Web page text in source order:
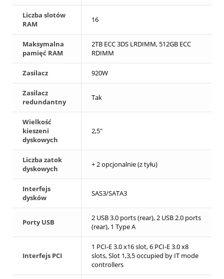
Liczba slotów
RAM
16
Maksymalna
pamięć RAM
2TB ECC 3DS LRDIMM, 512GB ECC
RDIMM
Zasilacz 920W
Zasilacz
redundantny
Tak
Wielkość
kieszeni
dyskowych
2,5"
Liczba zatok
dyskowych
+ 2 opcjonalnie (z tyłu)
Interfejs
dysków
SAS3/SATA3
Porty USB
2 USB 3.0 ports (rear), 2 USB 2.0 ports
(rear), 1 Type A
Interfejs PCI
1 PCI-E 3.0 x16 slot, 6 PCI-E 3.0 x8
slots, Slot 1,3,5 occupied by IT mode
controllers